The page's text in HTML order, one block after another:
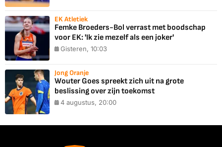
EK Atletiek
Femke Broeders-Bol verrast met boodschap
voor EK: 'Ik zie mezelf als een joker'
Gisteren, 10:03
Jong Oranje
Wouter Goes spreekt zich uit na grote
beslissing over zijn toekomst
4 augustus, 20:00